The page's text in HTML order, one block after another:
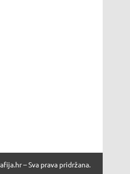
– Sva prava pridržana.